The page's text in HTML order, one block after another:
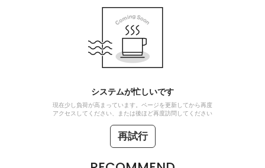
システムが忙しいです
現在少し負荷が高まっています。ページを更新してから再度
アクセスしてください、または後ほど再度訪問してください
再試行